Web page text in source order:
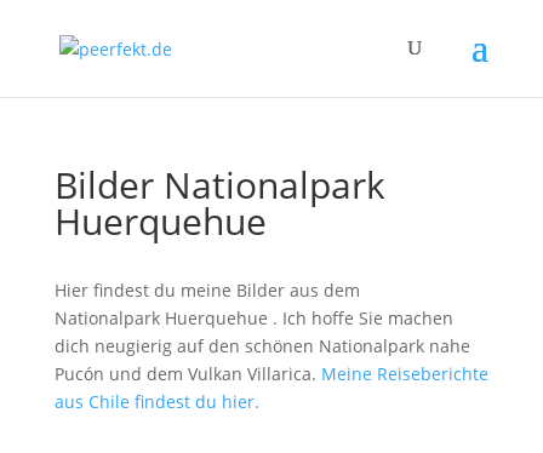
Bilder Nationalpark
Huerquehue
Hier findest du meine Bilder aus dem
Nationalpark Huerquehue . Ich hoffe Sie machen
dich neugierig auf den schönen Nationalpark nahe
Pucón und dem Vulkan Villarica. Meine Reiseberichte
aus Chile findest du hier.